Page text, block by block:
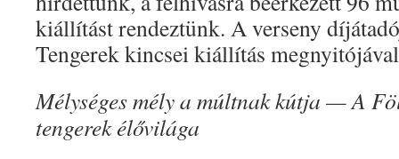
kiállítást rendeztünk. A verseny
Tengerek kincsei kiállítás
Mélységes mély a múltnak kútja — A
tengerek élővilága